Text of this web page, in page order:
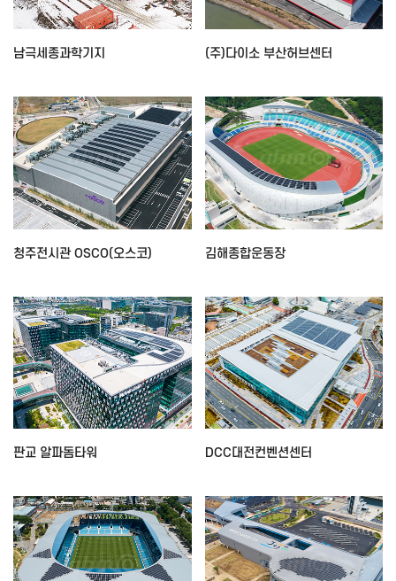
남극세종과학기지 (주)다이소 부산허브센터
청주전시관 OSCO(오스코) 김해종합운동장
판교 알파돔타워 DCC대전컨벤션센터